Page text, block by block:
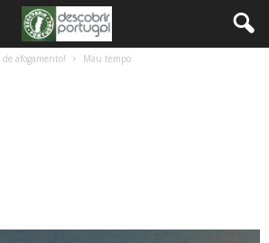
de afogamento! Mau tempo